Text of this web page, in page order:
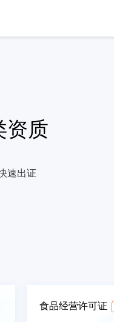
资质
速出证
食品经营许可证